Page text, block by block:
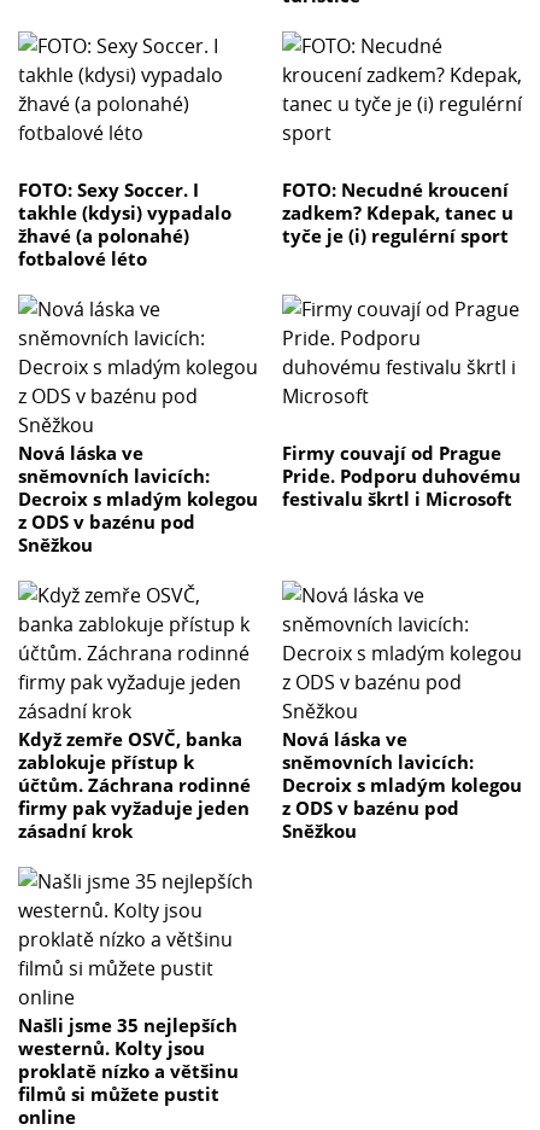
FOTO: Sexy Soccer. I
takhle (kdysi) vypadalo
žhavé (a polonahé)
fotbalové léto
FOTO: Necudné kroucení
zadkem? Kdepak, tanec u
tyče je (i) regulérní sport
Nová láska ve
sněmovních lavicích:
Decroix s mladým kolegou
z ODS v bazénu pod
Sněžkou
Firmy couvají od Prague
Pride. Podporu duhovému
festivalu škrtl i Microsoft
Když zemře OSVČ, banka
zablokuje přístup k
účtům. Záchrana rodinné
firmy pak vyžaduje jeden
zásadní krok
Nová láska ve
sněmovních lavicích:
Decroix s mladým kolegou
z ODS v bazénu pod
Sněžkou
Našli jsme 35 nejlepších
westernů. Kolty jsou
proklatě nízko a většinu
filmů si můžete pustit
online